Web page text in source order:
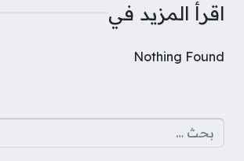
اقرأ المزيد في
Nothing Found
البحث عن: